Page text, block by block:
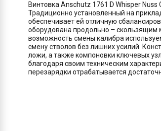
Винтовка Anschutz 1761 D Whisper
Традиционно установленный на
обеспечивает ей отличную
оборудована продольно – скользящим
возможность смены калибра
смену стволов без лишних усилий.
ложи, а также компоновки ключевых
благодаря своим техническим
перезарядки отрабатывается